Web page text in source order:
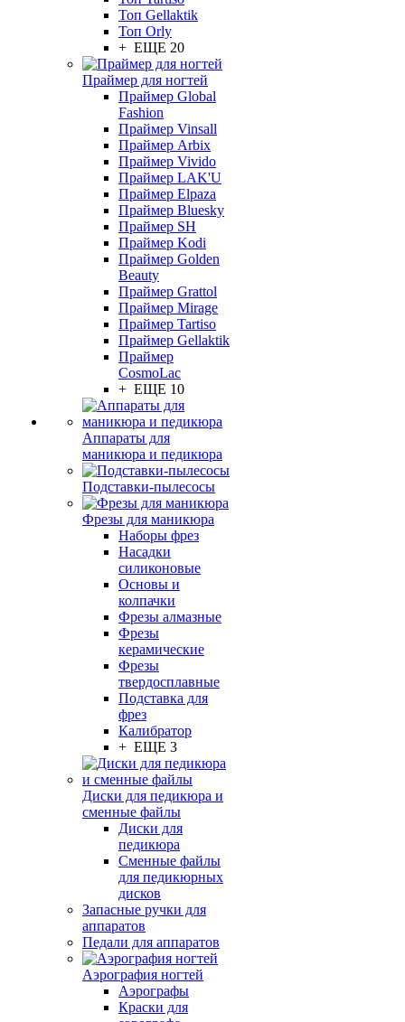
Топ Gellaktik
Топ Orly
+ ЕЩЕ 20
Праймер для ногтей
Праймер Global
Fashion
Праймер Vinsall
Праймер Arbix
Праймер Vivido
Праймер LAK'U
Праймер Elpaza
Праймер Bluesky
Праймер SH
Праймер Kodi
Праймер Golden
Beauty
Праймер Grattol
Праймер Mirage
Праймер Tartiso
Праймер Gellaktik
Праймер
CosmoLac
+ ЕЩЕ 10
Аппараты для
маникюра и педикюра
Подставки-пылесосы
Фрезы для маникюра
Наборы фрез
Насадки
силиконовые
Основы и
колпачки
Фрезы алмазные
Фрезы
керамические
Фрезы
твердосплавные
Подставка для
фрез
Калибратор
+ ЕЩЕ 3
Диски для педикюра и
сменные файлы
Диски для
педикюра
Сменные файлы
для педикюрных
дисков
Запасные ручки для
аппаратов
Педали для аппаратов
Аэрография ногтей
Аэрографы
Краски для